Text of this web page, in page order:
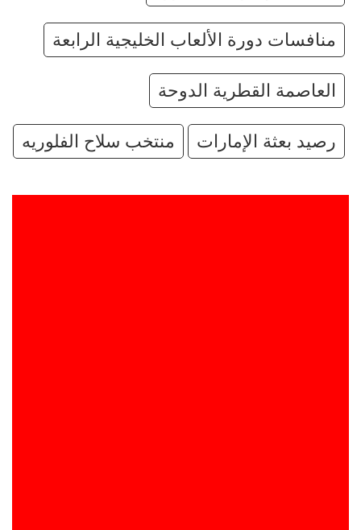
منافسات دورة الألعاب الخليجية الرابعة
العاصمة القطرية الدوحة
رصيد بعثة الإمارات منتخب سلاح الفلوريه